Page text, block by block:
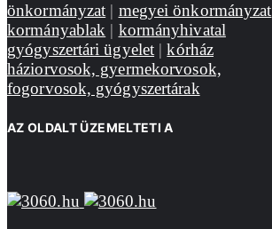
önkormányzat | megyei önkormányzat
kormányablak | kormányhivatal
gyógyszertári ügyelet |kórház
háziorvosok, gyermekorvosok,
fogorvosok, gyógyszertárak
AZ OLDALT ÜZEMELTETI A